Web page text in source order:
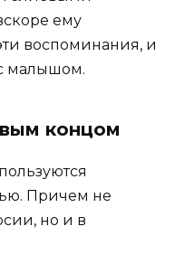
ему
воспоминания, и
малышом.
концом
Причем не
но и в